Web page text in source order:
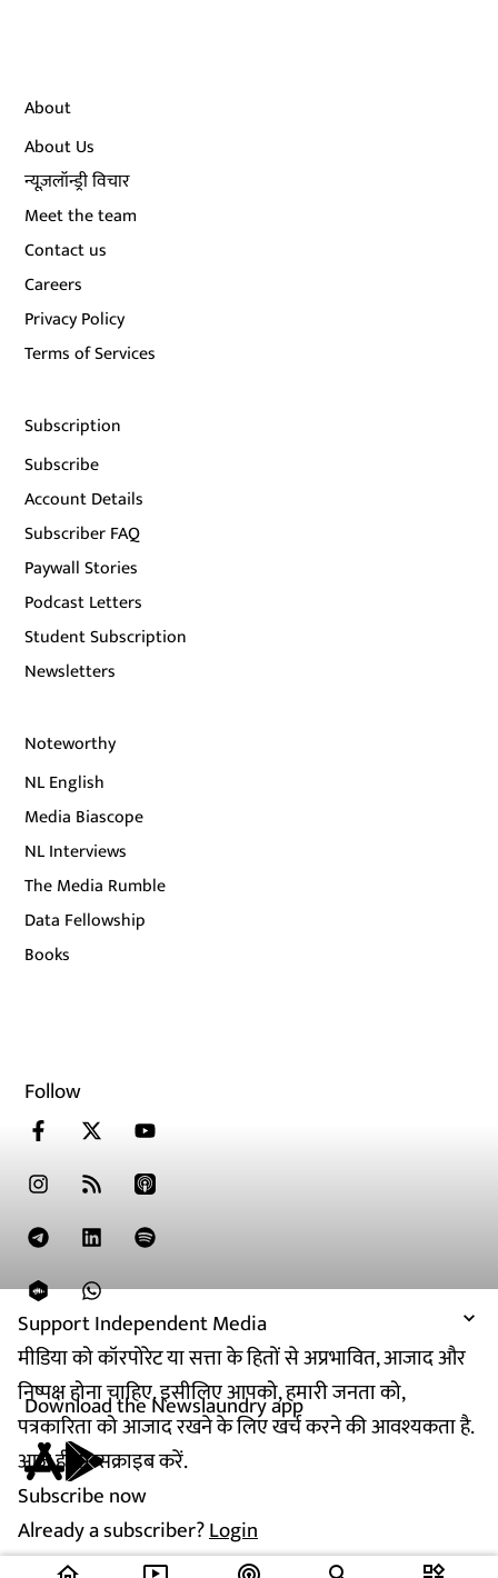
Support Independent Media
मीडिया को कॉरपोरेट या सत्ता के हितों से अप्रभावित, आजाद और
निष्पक्ष होना चाहिए. इसीलिए आपको, हमारी जनता को,
पत्रकारिता को आजाद रखने के लिए खर्च करने की आवश्यकता है.
आज ही सब्सक्राइब करें.
Subscribe now
Already a subscriber?Login
About
About Us
न्यूज़लॉन्ड्री विचार
Meet the team
Contact us
Careers
Privacy Policy
Terms of Services
Subscription
Subscribe
Account Details
Subscriber FAQ
Paywall Stories
Podcast Letters
Student Subscription
Newsletters
Noteworthy
NL English
Media Biascope
NL Interviews
The Media Rumble
Data Fellowship
Books
Follow
Download the Newslaundry app